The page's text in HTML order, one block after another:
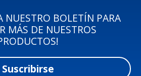
NUESTRO BOLETÍN PARA
MÁS DE NUESTROS
Suscribirse